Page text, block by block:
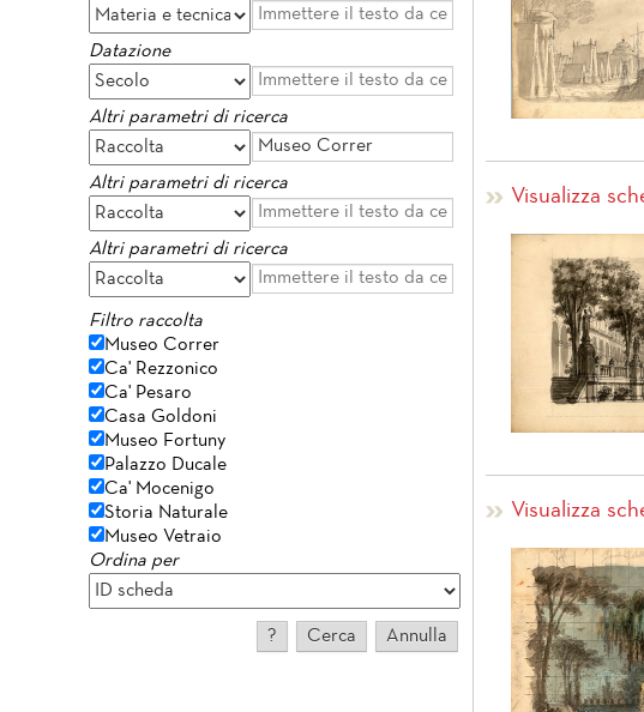
Datazione
Altri parametri di ricerca
Altri parametri di ricerca
Altri parametri di ricerca
Filtro raccolta
Museo Correr
Ca' Rezzonico
Ca' Pesaro
Casa Goldoni
Museo Fortuny
Palazzo Ducale
Ca' Mocenigo
Storia Naturale
Museo Vetraio
Ordina per
Visualizza
Visualizza